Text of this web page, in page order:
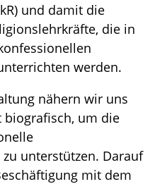
und damit die
die in
werden.
nähern wir uns
biografisch, um die
unterstützen. Darauf
mit dem